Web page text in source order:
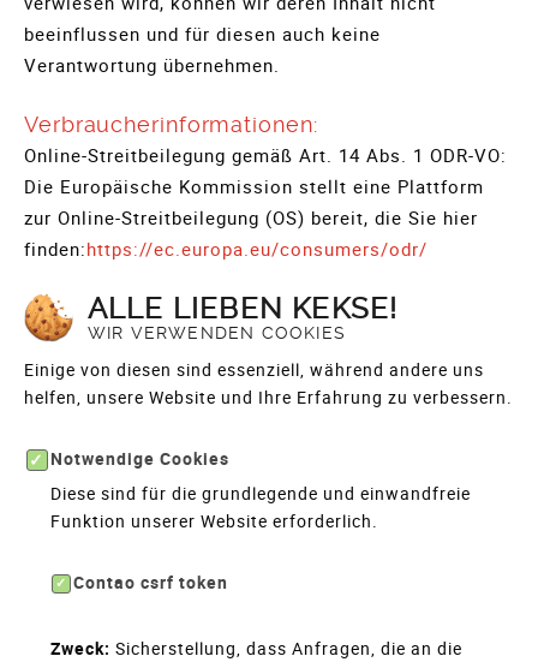
beeinflussen und für diesen auch keine
Verantwortung übernehmen.
Verbraucherinformationen:
Online-Streitbeilegung gemäß Art. 14 Abs. 1 ODR-VO:
Die Europäische Kommission stellt eine Plattform
zur Online-Streitbeilegung (OS) bereit, die Sie hier
finden:https://ec.europa.eu/consumers/odr/
ALLE LIEBEN KEKSE!
WIR VERWENDEN COOKIES
Einige von diesen sind essenziell, während andere uns
helfen, unsere Website und Ihre Erfahrung zu verbessern.
Notwendige Cookies
Diese sind für die grundlegende und einwandfreie
Funktion unserer Website erforderlich.
Contao csrf token
Zweck: Sicherstellung, dass Anfragen, die an die